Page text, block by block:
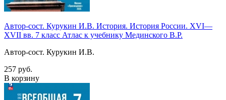
Автор-сост. Курукин И.В. История. История России. XVI—
XVII вв. 7 класс Атлас к учебнику Мединского В.Р.
Автор-сост. Курукин И.В.
257 руб.
В корзину